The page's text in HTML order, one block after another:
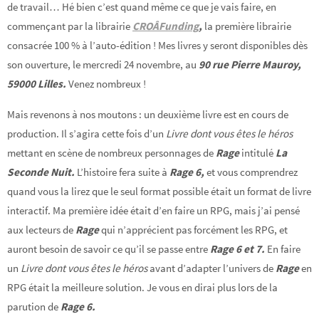
de travail… Hé bien c’est quand même ce que je vais faire, en
commençant par la librairie CROÂFunding, la première librairie
consacrée 100 % à l’auto-édition ! Mes livres y seront disponibles dès
son ouverture, le mercredi 24 novembre, au 90 rue Pierre Mauroy,
59000 Lilles. Venez nombreux !
Mais revenons à nos moutons : un deuxième livre est en cours de
production. Il s’agira cette fois d’un Livre dont vous êtes le héros
mettant en scène de nombreux personnages de Rage intitulé La
Seconde Nuit. L’histoire fera suite à Rage 6, et vous comprendrez
quand vous la lirez que le seul format possible était un format de livre
interactif. Ma première idée était d’en faire un RPG, mais j’ai pensé
aux lecteurs de Ragequi n’apprécient pas forcément les RPG, et
auront besoin de savoir ce qu’il se passe entre Rage 6 et 7. En faire
un Livre dont vous êtes le hérosavant d’adapter l’univers de Rageen
RPG était la meilleure solution. Je vous en dirai plus lors de la
parution de Rage 6.